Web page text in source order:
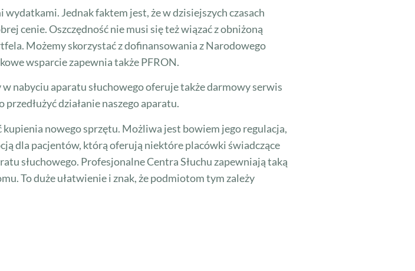
Jednak faktem jest, że w dzisiejszych czasach
cenie. Oszczędność nie musi się też wiązać z obniżoną
Możemy skorzystać z dofinansowania z Narodowego
wsparcie zapewnia także PFRON.
nabyciu aparatu słuchowego oferuje także darmowy serwis
działanie naszego aparatu.
kupienia nowego sprzętu. Możliwa jest bowiem jego regulacja,
dla pacjentów, którą oferują niektóre placówki świadczące
słuchowego. Profesjonalne Centra Słuchu zapewniają taką
To duże ułatwienie i znak, że podmiotom tym zależy